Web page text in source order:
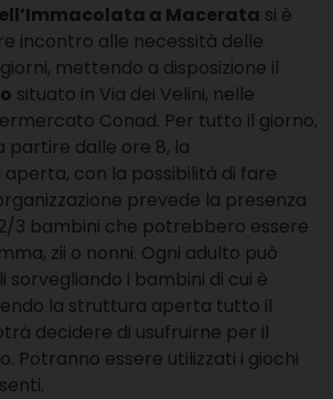
a Macerata si è
incontro alle necessità delle
mettendo a disposizione il
situato in Via dei Velini, nelle
Conad. Per tutto il giorno,
partire dalle ore 8, la
con la possibilità di fare
prevede la presenza
3 bambini che potrebbero essere
zii o nonni. Ogni adulto può
sorvegliando i bambini di cui è
la struttura aperta tutto il
decidere di usufruirne per il
Potranno essere utilizzati i giochi